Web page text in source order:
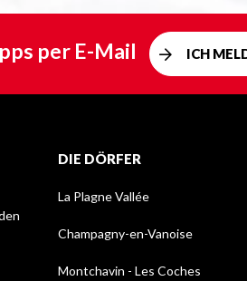
per E-Mail ICH
DIE DÖRFER
La Plagne Vallée
Champagny-en-Vanoise
Montchavin - Les Coches